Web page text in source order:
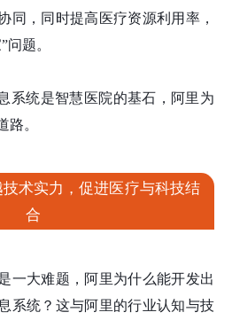
同，同时提高医疗资源利用率，
题。
系统是智慧医院的基石，阿里为
路。
术实力，促进医疗与科技结
合
一大难题，阿里为什么能开发出
系统？这与阿里的行业认知与技